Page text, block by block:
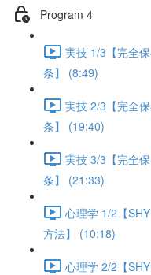
Program 4
実技 1/3【完全
条】 (8:49)
実技 2/3【完全
条】 (19:40)
実技 3/3【完全
条】 (21:33)
心理学 1/2【
方法】 (10:18)
心理学 2/2【